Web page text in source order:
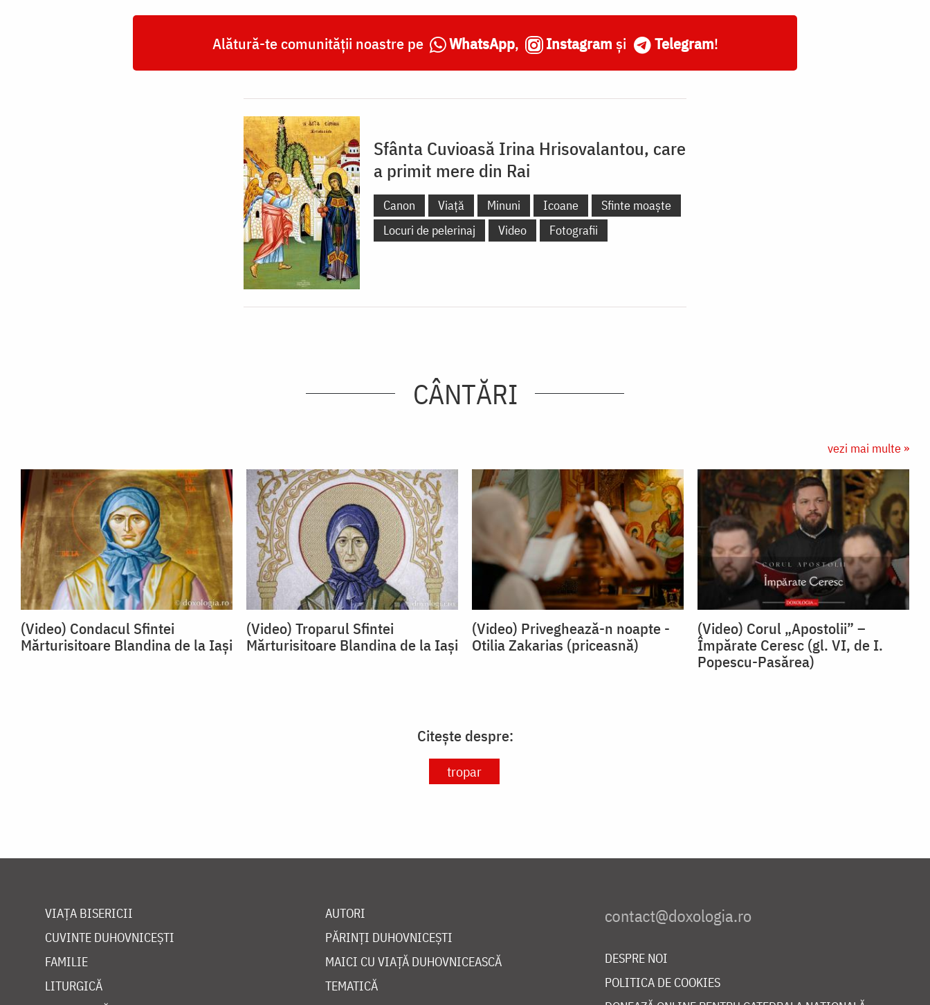
Alătură-te comunității noastre pe WhatsApp, Instagram și Telegram!
Sfânta Cuvioasă Irina Hrisovalantou, care
a primit mere din Rai
Canon Viață Minuni Icoane
Sfinte moaște
Locuri de pelerinaj
Video Fotografii
CÂNTĂRI
vezi mai multe »
(Video) Condacul Sfintei
Mărturisitoare Blandina de la Iași
(Video) Troparul Sfintei
Mărturisitoare Blandina de la Iași
(Video) Priveghează-n noapte -
Otilia Zakarias (priceasnă)
(Video) Corul „Apostolii” –
⁠Împărate Ceresc (gl. VI, de I.
Popescu-Pasărea)
Citește despre:
tropar
VIAȚA BISERICII
CUVINTE DUHOVNICEȘTI
FAMILIE
LITURGICĂ
AUTORI
PĂRINȚI DUHOVNICEȘTI
MAICI CU VIAȚĂ DUHOVNICEASCĂ
TEMATICĂ
DESPRE NOI
POLITICA DE COOKIES